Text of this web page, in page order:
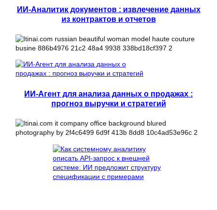
ИИ-Аналитик документов : извлечение данных
из контрактов и отчетов
ИИ-Агент для анализа данных о продажах :
прогноз выручки и стратегий